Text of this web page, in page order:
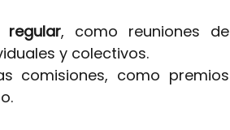
, como reuniones de
y colectivos.
comisiones, como premios